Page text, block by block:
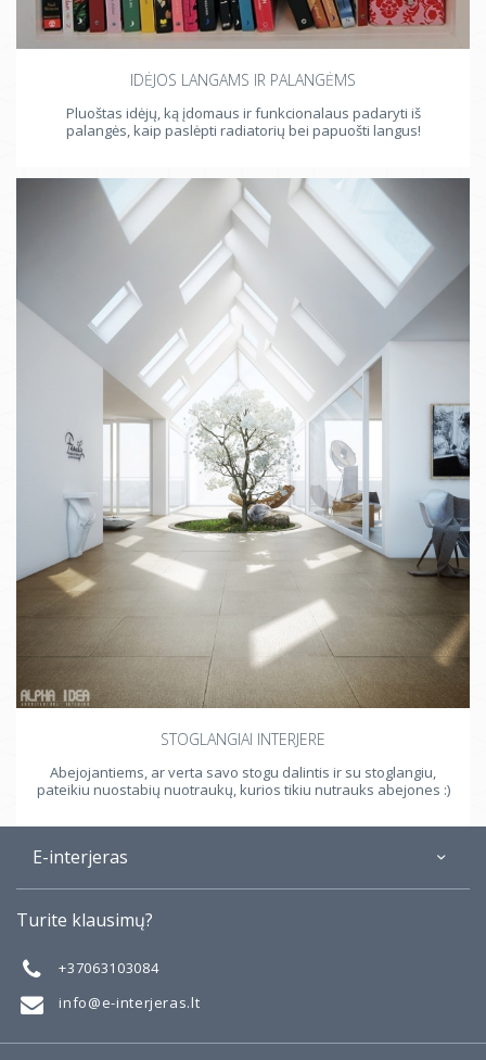
IDĖJOS LANGAMS IR PALANGĖMS
Pluoštas idėjų, ką įdomaus ir funkcionalaus padaryti iš
palangės, kaip paslėpti radiatorių bei papuošti langus!
STOGLANGIAI INTERJERE
Abejojantiems, ar verta savo stogu dalintis ir su stoglangiu,
pateikiu nuostabių nuotraukų, kurios tikiu nutrauks abejones :)
E-interjeras
Mano darbai
Taisyklės
Turite klausimų?
+37063103084
info@e-interjeras.lt